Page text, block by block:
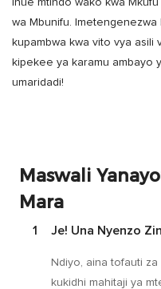
Inue mtindo wako kwa
wa Mbunifu.
kupambwa kwa vito vya asili
kipekee ya karamu ambayo
umaridadi!
Maswali
Mara
1 Je! Una Nyenzo
Ndiyo, aina tofauti
kukidhi mahitaji ya